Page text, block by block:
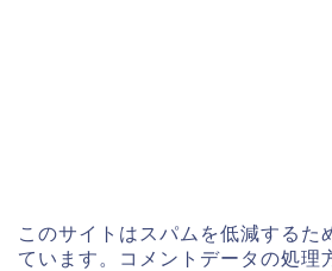
このサイトはスパムを低減するた
ています。
コメントデータの処理